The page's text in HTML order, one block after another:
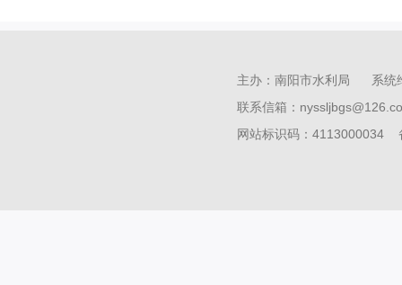
主办：南阳市水利局 系
联系信箱：
网站标识码：4113000034